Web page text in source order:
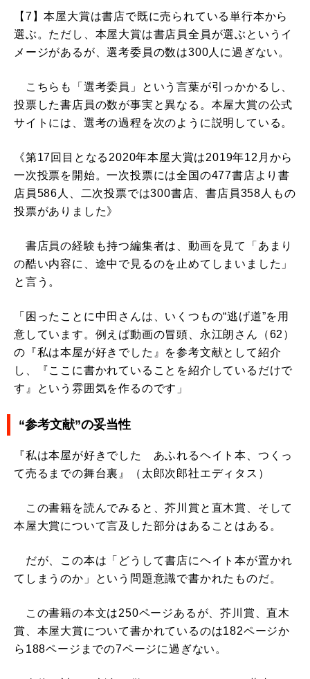
【7】本屋大賞は書店で既に売られている単行本から
選ぶ。ただし、本屋大賞は書店員全員が選ぶというイ
メージがあるが、選考委員の数は300人に過ぎない。
こちらも「選考委員」という言葉が引っかかるし、
投票した書店員の数が事実と異なる。本屋大賞の公式
サイトには、選考の過程を次のように説明している。
《第17回目となる2020年本屋大賞は2019年12月から
一次投票を開始。一次投票には全国の477書店より書
店員586人、二次投票では300書店、書店員358人もの
投票がありました》
書店員の経験も持つ編集者は、動画を見て「あまり
の酷い内容に、途中で見るのを止めてしまいました」
と言う。
「困ったことに中田さんは、いくつもの“逃げ道”を用
意しています。例えば動画の冒頭、永江朗さん（62）
の『私は本屋が好きでした』を参考文献として紹介
し、『ここに書かれていることを紹介しているだけで
す』という雰囲気を作るのです」
“参考文献”の妥当性
『私は本屋が好きでした あふれるヘイト本、つくっ
て売るまでの舞台裏』（太郎次郎社エディタス）
この書籍を読んでみると、芥川賞と直木賞、そして
本屋大賞について言及した部分はあることはある。
だが、この本は「どうして書店にヘイト本が置かれ
てしまうのか」という問題意識で書かれたものだ。
この書籍の本文は250ページあるが、芥川賞、直木
賞、本屋大賞について書かれているのは182ページか
ら188ページまでの7ページに過ぎない。